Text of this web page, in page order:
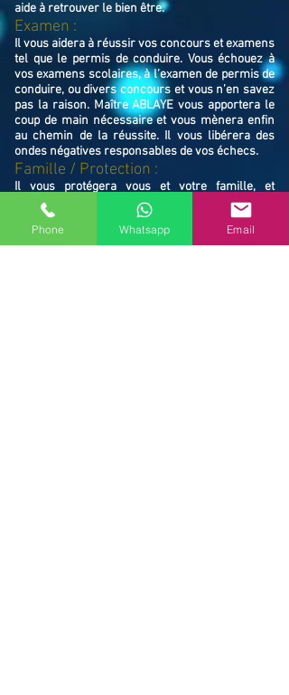
aide à retrouver le bien être.
Examen :
Il vous aidera à réussir vos concours et examens
tel que le permis de conduire. Vous échouez à
vos examens scolaires, à l’examen de permis de
conduire, ou divers concours et vous n’en savez
pas la raison. Maître ABLAYE vous apportera le
coup de main nécessaire et vous mènera enfin
au chemin de la réussite. Il vous libérera des
ondes négatives responsables de vos échecs.
Famille / Protection :
Il vous protégera vous et votre famille, et
resserrera vos liens en cas de rupture familiale.
Ne restez pas avec vos souffrances, consultez le
Maître ABLAYE marabout médium à Belfort
(90000), il vous trouvera la solution et vous
Phone Whatsapp Email